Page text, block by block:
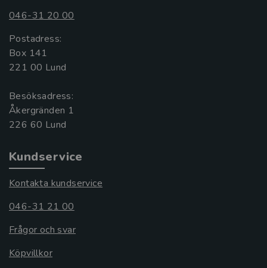
046-31 20 00
Postadress:
Box 141
221 00 Lund
Besöksadress:
Åkergränden 1
Kundservice
Kontakta kundservice
046-31 21 00
Frågor och svar
Köpvillkor